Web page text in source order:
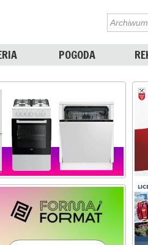
POGODA